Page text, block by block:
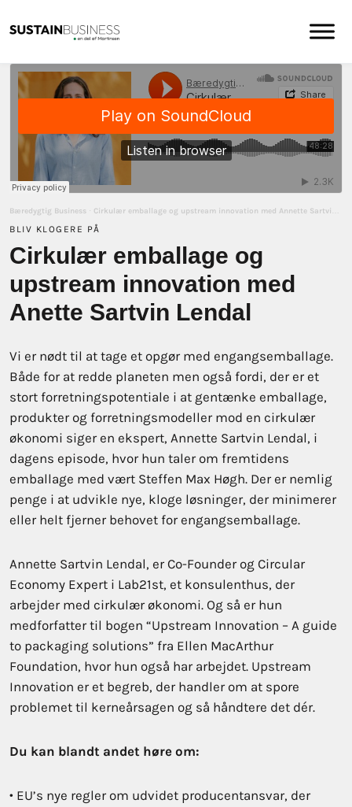
Bæredygtig Business · Cirkulær emballage og upstream innovation med Annette Sartvin Lendal
BLIV KLOGERE PÅ
Cirkulær emballage og
upstream innovation med
Anette Sartvin Lendal
Vi er nødt til at tage et opgør med engangsemballage.
Både for at redde planeten men også fordi, der er et
stort forretningspotentiale i at gentænke emballage,
produkter og forretningsmodeller mod en cirkulær
økonomi siger en ekspert, Annette Sartvin Lendal, i
dagens episode, hvor hun taler om fremtidens
emballage med vært Steffen Max Høgh. Der er nemlig
penge i at udvikle nye, kloge løsninger, der minimerer
eller helt fjerner behovet for engangsemballage.
Annette Sartvin Lendal, er Co-Founder og Circular
Economy Expert i Lab21st, et konsulenthus, der
arbejder med cirkulær økonomi. Og så er hun
medforfatter til bogen “Upstream Innovation – A guide
to packaging solutions” fra Ellen MacArthur
Foundation, hvor hun også har arbejdet. Upstream
Innovation er et begreb, der handler om at spore
problemet til kerneårsagen og så håndtere det dér.
Du kan blandt andet høre om:
• EU’s nye regler om udvidet producentansvar, der